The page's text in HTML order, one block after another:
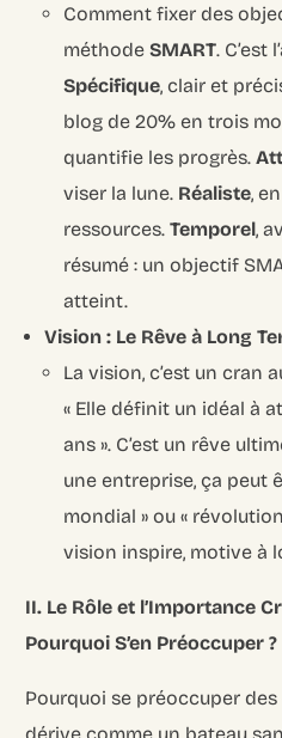
Comment fixer des
méthodeSMART. C’est
Spécifique, clair et
blog de 20% en trois
quantifie les progrès.
viser la lune. Réaliste,
ressources.Temporel,
résumé : un objectif
atteint.
Vision : Le Rêve à Long
La vision, c’est un cran
« Elle définit un idéal à
ans ». C’est un rêve
une entreprise, ça peut
mondial » ou «
vision inspire, motive à
II. Le Rôle et l’Importance
Pourquoi S’en Préoccuper ?
Pourquoi se préoccuper
dérive comme un bateau